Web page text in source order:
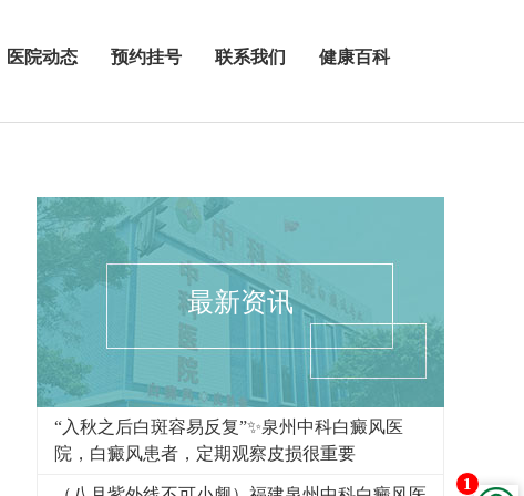
1
医院动态 预约挂号 联系我们 健康百科
最新资讯
“入秋之后白斑容易反复”✨泉州中科白癜风医
院，白癜风患者，定期观察皮损很重要